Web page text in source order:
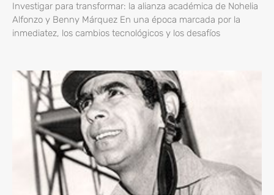
Investigar para transformar: la alianza académica de Nohelia
Alfonzo y Benny Márquez En una época marcada por la
inmediatez, los cambios tecnológicos y los desafíos